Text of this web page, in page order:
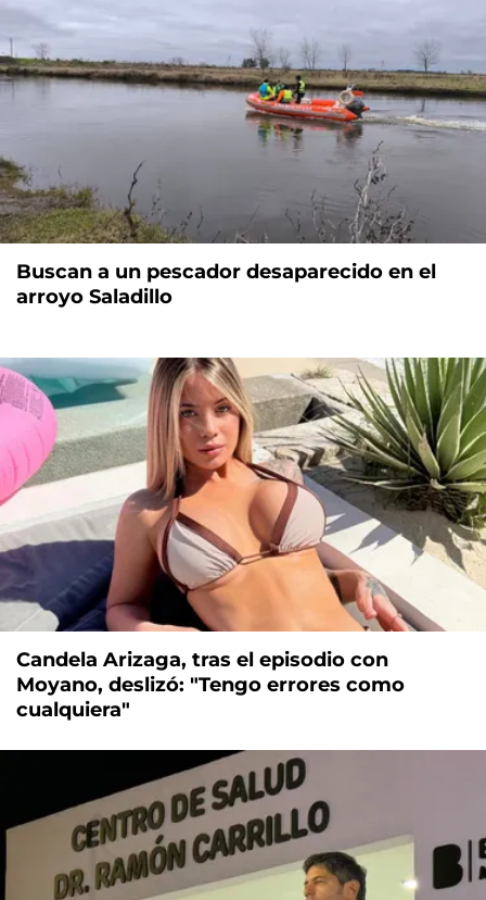
Buscan a un pescador desaparecido en el
arroyo Saladillo
Candela Arizaga, tras el episodio con
Moyano, deslizó: "Tengo errores como
cualquiera"